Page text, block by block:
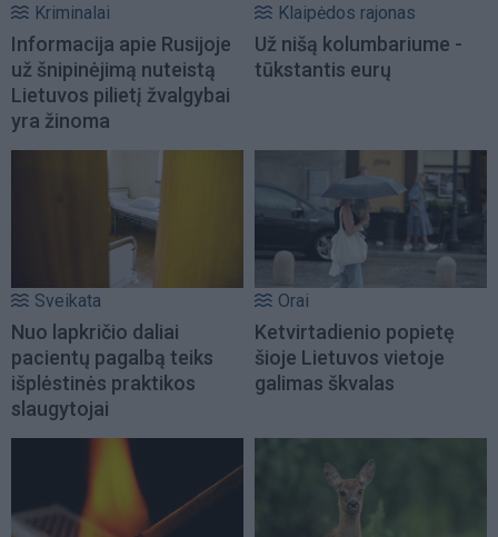
Kriminalai
Informacija apie Rusijoje
už šnipinėjimą nuteistą
Lietuvos pilietį žvalgybai
yra žinoma
Klaipėdos rajonas
Už nišą kolumbariume -
tūkstantis eurų
Sveikata
Nuo lapkričio daliai
pacientų pagalbą teiks
išplėstinės praktikos
slaugytojai
Orai
Ketvirtadienio popietę
šioje Lietuvos vietoje
galimas škvalas